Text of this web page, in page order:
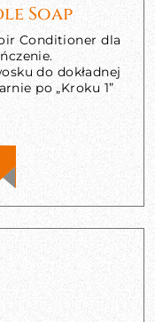
Soap
Conditioner dla
do dokładnej
po „Kroku 1”